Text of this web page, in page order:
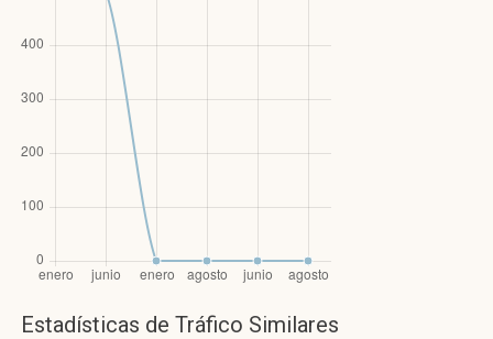
Estadísticas de Tráfico Similares